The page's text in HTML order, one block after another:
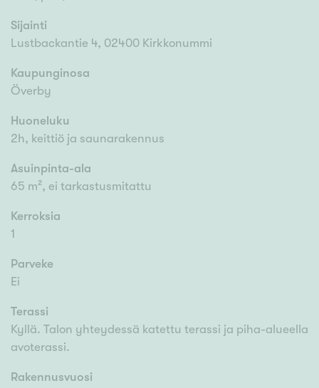
Sijainti
Lustbackantie 4, 02400 Kirkkonummi
Kaupunginosa
Överby
Huoneluku
2h, keittiö ja saunarakennus
Asuinpinta-ala
65 m², ei tarkastusmitattu
Kerroksia
1
Parveke
Ei
Terassi
Kyllä. Talon yhteydessä katettu terassi ja piha-alueella
avoterassi.
Rakennusvuosi